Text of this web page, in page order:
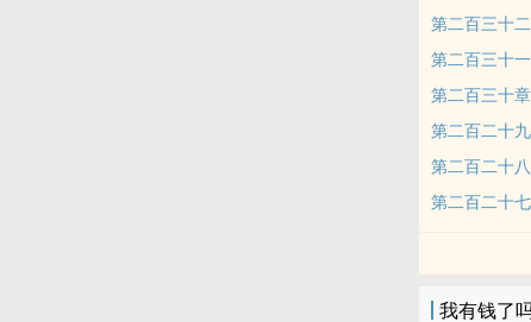
第二百三十
第二百三十
第二百三十
第二百二十
第二百二十
第二百二十
我有钱了